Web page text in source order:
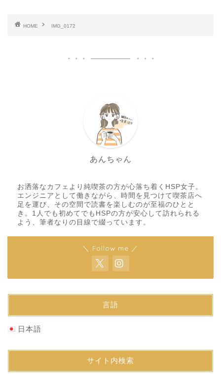
HOME IMG_0172
あんちゃん
お洒落なカフェより純喫茶の方が心落ち着くHSP女子。
エンジニアとして働きながら、時間を見つけて喫茶店へ
足を運び、その空間で読書を楽しむのが至福のひとと
き。1人でも初めてでもHSPの方が安心して訪れられる
よう、筆者なりの目線で綴っています。
＼ Follow me ／
言語
日本語
サイト内検索